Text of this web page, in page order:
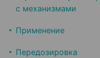
с механизмами
Применение
Передозировка